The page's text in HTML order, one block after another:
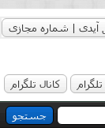
آیدی | شماره مجازی
کانال تلگرام